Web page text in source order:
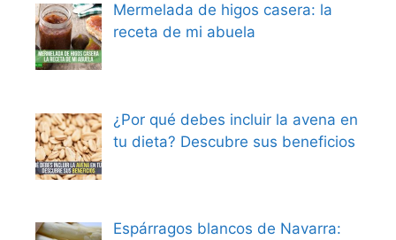
Mermelada de higos casera: la
receta de mi abuela
¿Por qué debes incluir la avena en
tu dieta? Descubre sus beneficios
Espárragos blancos de Navarra: